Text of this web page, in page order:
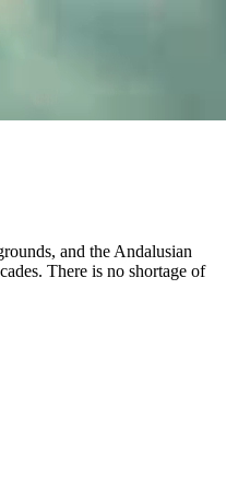
and the Andalusian
There is no shortage of